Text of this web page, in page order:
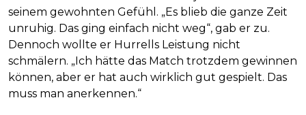
seinem gewohnten Gefühl. „Es blieb die ganze Zeit
unruhig. Das ging einfach nicht weg“, gab er zu.
Dennoch wollte er Hurrells Leistung nicht
schmälern. „Ich hätte das Match trotzdem gewinnen
können, aber er hat auch wirklich gut gespielt. Das
muss man anerkennen.“